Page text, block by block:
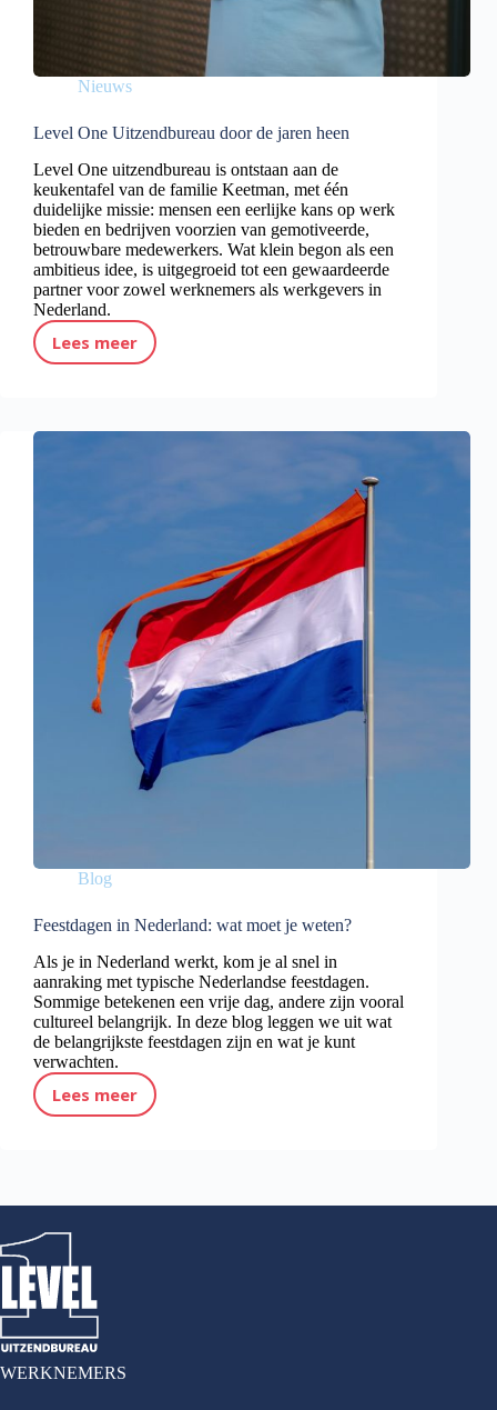
Nieuws
Level One Uitzendbureau door de jaren heen
Level One uitzendbureau is ontstaan aan de
keukentafel van de familie Keetman, met één
duidelijke missie: mensen een eerlijke kans op werk
bieden en bedrijven voorzien van gemotiveerde,
betrouwbare medewerkers. Wat klein begon als een
ambitieus idee, is uitgegroeid tot een gewaardeerde
partner voor zowel werknemers als werkgevers in
Nederland.
Lees meer
Level One Uitzendbureau door de jaren heen
Blog
Feestdagen in Nederland: wat moet je weten?
Als je in Nederland werkt, kom je al snel in
aanraking met typische Nederlandse feestdagen.
Sommige betekenen een vrije dag, andere zijn vooral
cultureel belangrijk. In deze blog leggen we uit wat
de belangrijkste feestdagen zijn en wat je kunt
verwachten.
Lees meer
Feestdagen in Nederland: wat moet je weten?
WERKNEMERS